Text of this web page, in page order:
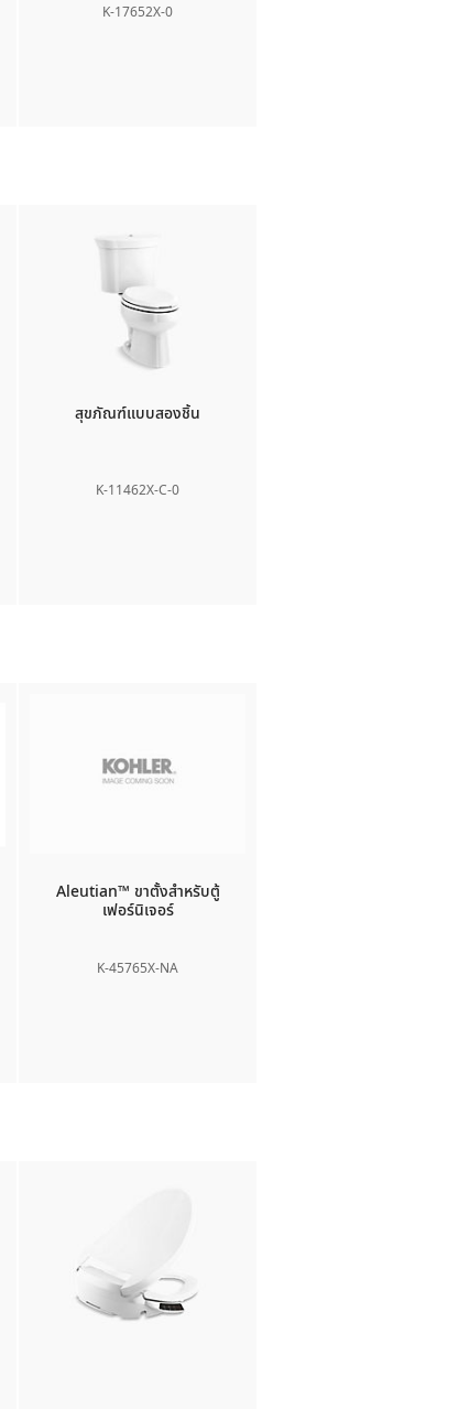
K-17652X-0
สุขภัณฑ์แบบสองชิ้น
K-11462X-C-0
Aleutian™ ขาตั้งสำหรับตู้
เฟอร์นิเจอร์
K-45765X-NA